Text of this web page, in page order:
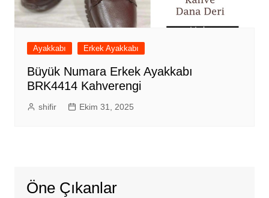
Ayakkabı Erkek Ayakkabı
Büyük Numara Erkek Ayakkabı
BRK4414 Kahverengi
shifir Ekim 31, 2025
Öne Çıkanlar